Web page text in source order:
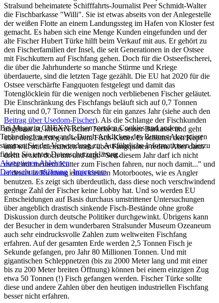
Stralsund beheimatete Schifffahrts-Journalist Peer Schmidt-Walter
die Fischbarkasse "Willi". Sie ist etwas abseits von der Anlegestelle
der weißen Flotte an einem Landungssteg im Hafen von Kloster fest
gemacht. Es haben sich eine Menge Kunden eingefunden und der
alte Fischer Hubert Türke hilft beim Verkauf mit aus. Er gehört zu
den Fischerfamilien der Insel, die seit Generationen in der Ostsee
mit Fischkuttern auf Fischfang gehen. Doch für die Ostseefischerei,
die über die Jahrhunderte so manche Stürme und Kriege
überdauerte, sind die letzten Tage gezählt. Die EU hat 2020 für die
Ostsee verschärfte Fangquoten festgelegt und damit das
Totenglöcklein für die wenigen noch verbliebenen Fischer geläutet.
Die Einschränkung des Fischfangs beläuft sich auf 0,7 Tonnen
Hering und 0,7 Tonnen Dorsch für ein ganzes Jahr (siehe auch den
Beitrag über Usedom-Fischer). Als die Schlange der Fischkunden
abgebaut ist, klettert Fischer Türke aus seiner Barkasse und geht
über den Laufsteg zu seinem Fisch-Kutter. Er schüttelt den Kopf
und will mit niemanden mehr über Fangquoten reden. Aber dann
dreht er sich doch um und sagt: "Seit diesem Jahr darf ich nicht
mehr mit meinem Kutter zum Fischen fahren, nur noch damit..." und
er deutet in Richtung eines kleinen Motorbootes, wie es Angler
benutzen. Es zeigt sich überdeutlich, dass diese noch verschwindend
geringe Zahl der Fischer keine Lobby hat. Und so werden EU
Entscheidungen auf Basis durchaus umstrittener Untersuchungen
über angeblich drastisch sinkende Fisch-Bestände ohne große
Diskussion durch deutsche Politiker durchgewinkt. Übrigens kann
der Besucher in dem wunderbaren Stralsunder Museum Ozeaneum
auch sehr eindrucksvolle Zahlen zum weltweiten Fischfang
erfahren. Auf der gesamten Erde werden 2,5 Tonnen Fisch je
Sekunde gefangen, pro Jahr 80 Millionen Tonnen. Und mit
gigantischen Schleppnetzen (bis zu 2000 Meter lang und mit einer
bis zu 200 Meter breiten Öffnung) können bei einem einzigen Zug
etwa 50 Tonnen (!) Fisch gefangen werden. Fischer Türke sollte
diese und andere Zahlen über den heutigen industriellen Fischfang
besser nicht erfahren.
Bei Magazin CHEXX.Reisen werden Cookies und andere
Technologien verwandt. Durch Anklicken des Buttons Akzeptieren
stimmen Sie der Verwendung zu. Ausführliche Informationen hierzu
finden Sie unter Datenschutzerklärung.
AkzeptierenAblehnen
Datenschutzerklärung|Impressum